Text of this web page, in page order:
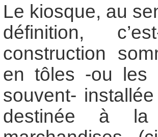
Le kiosque, au
définition,
construction
en tôles -ou
souvent-
destinée à la